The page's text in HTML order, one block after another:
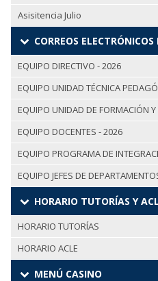
Asisitencia Julio
CORREOS
EQUIPO DIRECTIVO - 2026
EQUIPO UNIDAD TÉCNICA
EQUIPO UNIDAD DE FORMACIÓN
EQUIPO DOCENTES - 2026
EQUIPO PROGRAMA DE
EQUIPO JEFES DE
HORARIO TUTORÍAS Y
HORARIO TUTORÍAS
HORARIO ACLE
MENÚ CASINO